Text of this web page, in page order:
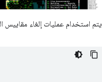
يتم استخدام عمليات إلغاء